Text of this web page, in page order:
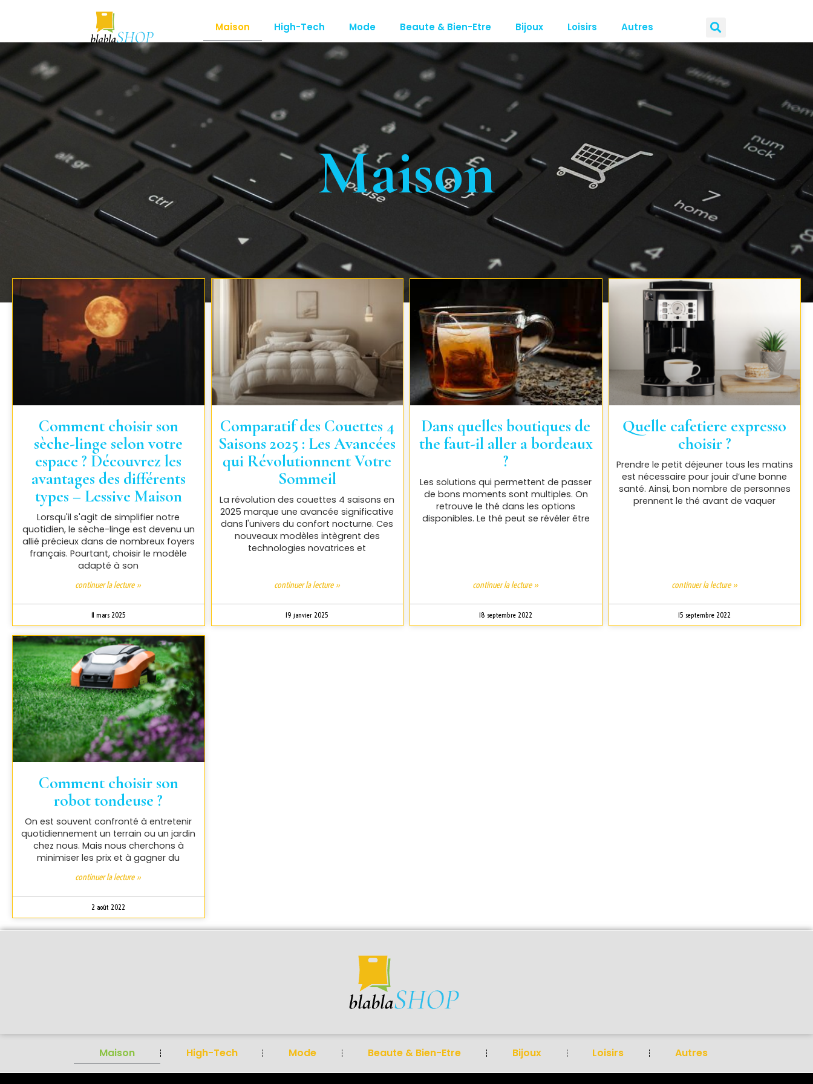
Maison High-Tech Mode Beaute & Bien-Etre Bijoux Loisirs Autres
Maison
Comment choisir son
sèche-linge selon votre
espace ? Découvrez les
avantages des différents
types – Lessive Maison
Lorsqu'il s'agit de simplifier notre
quotidien, le sèche-linge est devenu un
allié précieux dans de nombreux foyers
français. Pourtant, choisir le modèle
adapté à son
continuer la lecture »
11 mars 2025
Comparatif des Couettes 4
Saisons 2025 : Les Avancées
qui Révolutionnent Votre
Sommeil
La révolution des couettes 4 saisons en
2025 marque une avancée significative
dans l'univers du confort nocturne. Ces
nouveaux modèles intègrent des
technologies novatrices et
continuer la lecture »
19 janvier 2025
Dans quelles boutiques de
the faut-il aller a bordeaux
?
Les solutions qui permettent de passer
de bons moments sont multiples. On
retrouve le thé dans les options
disponibles. Le thé peut se révéler être
continuer la lecture »
18 septembre 2022
Quelle cafetiere expresso
choisir ?
Prendre le petit déjeuner tous les matins
est nécessaire pour jouir d’une bonne
santé. Ainsi, bon nombre de personnes
prennent le thé avant de vaquer
continuer la lecture »
15 septembre 2022
Comment choisir son
robot tondeuse ?
On est souvent confronté à entretenir
quotidiennement un terrain ou un jardin
chez nous. Mais nous cherchons à
minimiser les prix et à gagner du
continuer la lecture »
2 août 2022
Maison High-Tech Mode Beaute & Bien-Etre Bijoux Loisirs Autres